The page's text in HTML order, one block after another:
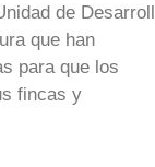
de
que han
para que los
fincas y